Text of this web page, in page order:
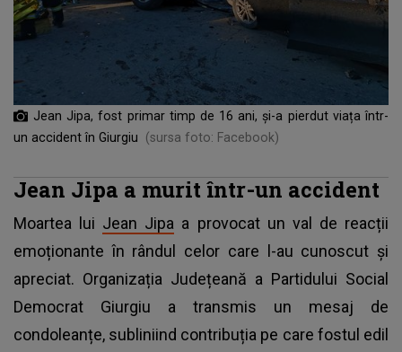
Jean Jipa, fost primar timp de 16 ani, și-a pierdut viața într-
un accident în Giurgiu
(sursa foto: Facebook)
Jean Jipa a murit într-un accident
Moartea lui Jean Jipa a provocat un val de reacții
emoționante în rândul celor care l-au cunoscut și
apreciat. Organizația Județeană a Partidului Social
Democrat Giurgiu a transmis un mesaj de
condoleanțe, subliniind contribuția pe care fostul edil